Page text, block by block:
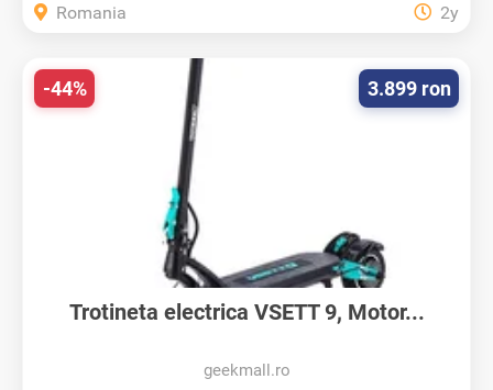
Romania 2y
Trotineta electrica VSETT 9, Motor...
geekmall.ro
3.899 ron
-44%